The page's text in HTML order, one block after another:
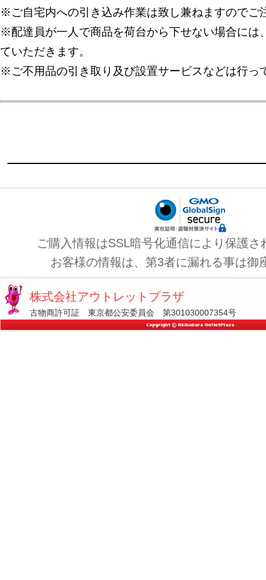
※ご自宅内への引き込み作業は致し兼ねますのでご
※配達員が一人で商品を荷台から下せない場合には
ていただきます。
※ご不用品の引き取り及び設置サービスなどは行っ
ご購入情報はSSL暗号化通信により保護さ
お客様の情報は、第3者に漏れる事は御
株式会社アウトレットプラザ
古物商許可証 東京都公安委員会 第301030007354号